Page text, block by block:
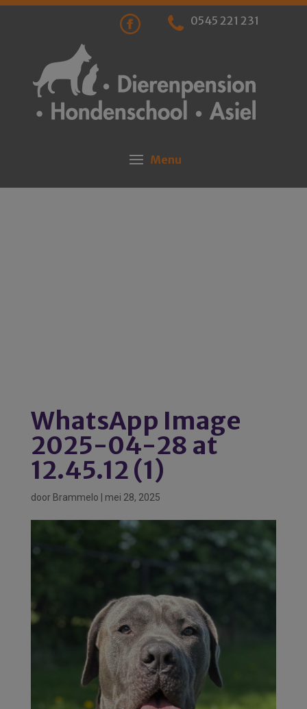
0545 221 231
WhatsApp Image
2025-04-28 at
12.45.12 (1)
door Brammelo mei 28, 2025